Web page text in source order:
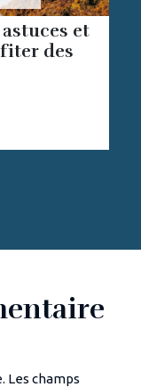
et
des
Les champs